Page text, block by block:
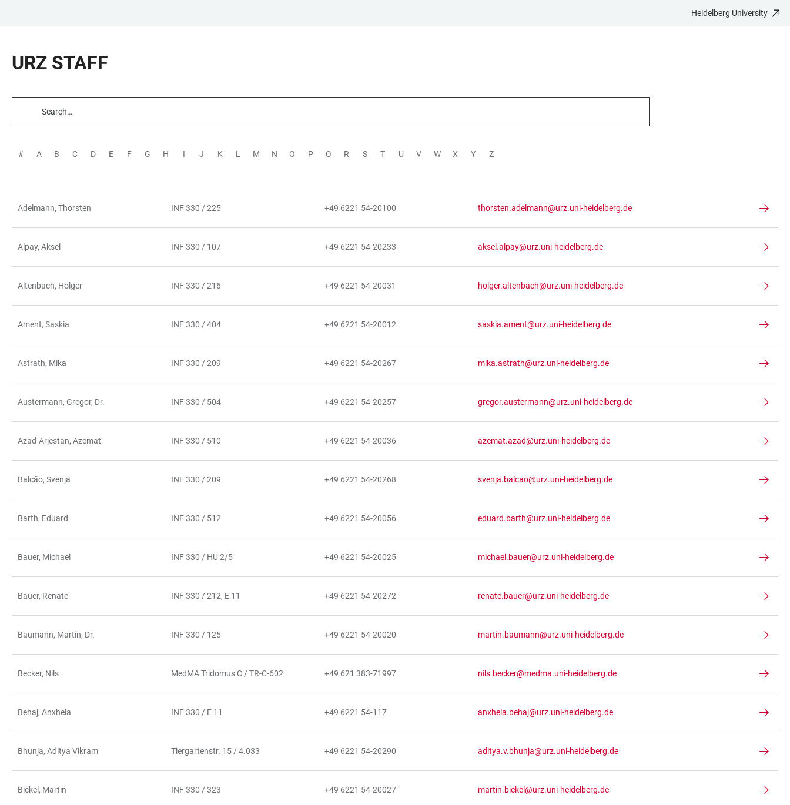
CONTENT
Heidelberg University
URZ STAFF
TABLE
# A B C D E F G H I J K L M N O P Q R S T U V W X Y Z
Adelmann, Thorsten INF 330 / 225 +49 6221 54-20100 thorsten.adelmann@urz.uni-heidelberg.de
Alpay, Aksel INF 330 / 107 +49 6221 54-20233 aksel.alpay@urz.uni-heidelberg.de
Altenbach, Holger INF 330 / 216 +49 6221 54-20031 holger.altenbach@urz.uni-heidelberg.de
Ament, Saskia INF 330 / 404 +49 6221 54-20012 saskia.ament@urz.uni-heidelberg.de
Astrath, Mika INF 330 / 209 +49 6221 54-20267 mika.astrath@urz.uni-heidelberg.de
Austermann, Gregor, Dr. INF 330 / 504 +49 6221 54-20257 gregor.austermann@urz.uni-heidelberg.de
Azad-Arjestan, Azemat INF 330 / 510 +49 6221 54-20036 azemat.azad@urz.uni-heidelberg.de
Balcão, Svenja INF 330 / 209 +49 6221 54-20268 svenja.balcao@urz.uni-heidelberg.de
Barth, Eduard INF 330 / 512 +49 6221 54-20056 eduard.barth@urz.uni-heidelberg.de
Bauer, Michael INF 330 / HU 2/5 +49 6221 54-20025 michael.bauer@urz.uni-heidelberg.de
Bauer, Renate INF 330 / 212, E 11 +49 6221 54-20272 renate.bauer@urz.uni-heidelberg.de
Baumann, Martin, Dr. INF 330 / 125 +49 6221 54-20020 martin.baumann@urz.uni-heidelberg.de
Becker, Nils MedMA Tridomus C / TR-C-602 +49 621 383-71997 nils.becker@medma.uni-heidelberg.de
Behaj, Anxhela INF 330 / E 11 +49 6221 54-117 anxhela.behaj@urz.uni-heidelberg.de
Bhunja, Aditya Vikram Tiergartenstr. 15 / 4.033 +49 6221 54-20290 aditya.v.bhunja@urz.uni-heidelberg.de
Bickel, Martin INF 330 / 323 +49 6221 54-20027 martin.bickel@urz.uni-heidelberg.de